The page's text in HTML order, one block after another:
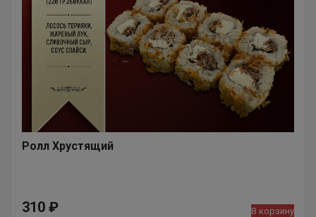
Ролл Хрустящий
310 ₽ В корзину